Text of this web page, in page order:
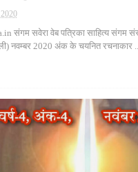
संगम सवेरा वेब पत्रिका साहित्य संगम
नवम्बर 2020 अंक के चयनित रचनाकार